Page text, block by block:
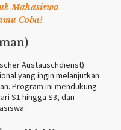
Mahasiswa
Coba!
Austauschdienst)
yang ingin melanjutkan
Program ini mendukung
S1 hingga S3, dan